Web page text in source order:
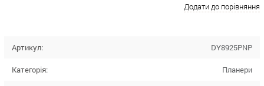
Додати до порівняння
Артикул: DY8925PNP
Категорія: Планери